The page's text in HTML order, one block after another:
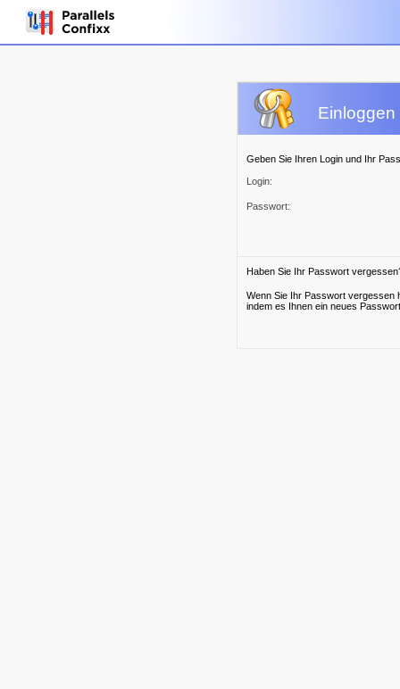
Geben Sie Ihren Login und Ihr
Login:
Passwort:
Haben Sie Ihr Passwort
Wenn Sie Ihr Passwort vergessen
indem es Ihnen ein neues